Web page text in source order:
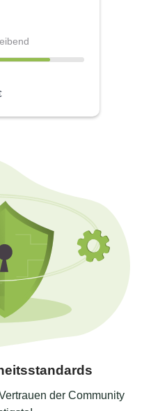
der Community